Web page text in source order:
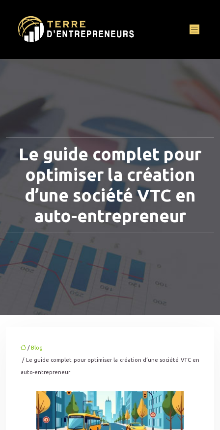
Le guide complet pour
optimiser la création
d’une société VTC en
auto-entrepreneur
/Blog
/ Le guide complet pour optimiser la création d’une société VTC en
auto-entrepreneur